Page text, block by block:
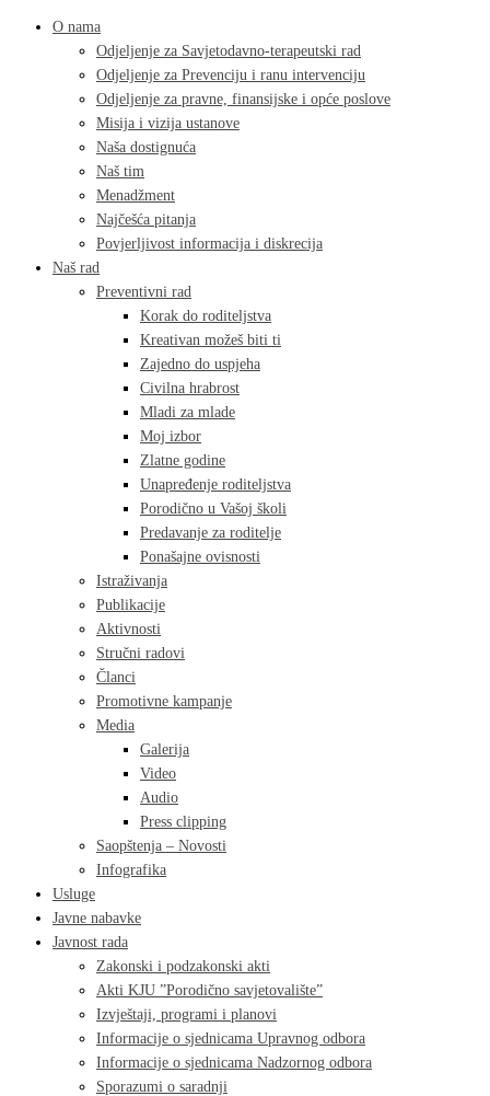
O nama
Odjeljenje za Savjetodavno-terapeutski rad
Odjeljenje za Prevenciju i ranu intervenciju
Odjeljenje za pravne, finansijske i opće poslove
Misija i vizija ustanove
Naša dostignuća
Naš tim
Menadžment
Najčešća pitanja
Povjerljivost informacija i diskrecija
Naš rad
Preventivni rad
Korak do roditeljstva
Kreativan možeš biti ti
Zajedno do uspjeha
Civilna hrabrost
Mladi za mlade
Moj izbor
Zlatne godine
Unapređenje roditeljstva
Porodično u Vašoj školi
Predavanje za roditelje
Ponašajne ovisnosti
Istraživanja
Publikacije
Aktivnosti
Stručni radovi
Članci
Promotivne kampanje
Media
Galerija
Video
Audio
Press clipping
Saopštenja – Novosti
Infografika
Usluge
Javne nabavke
Javnost rada
Zakonski i podzakonski akti
Akti KJU ”Porodično savjetovalište”
Izvještaji, programi i planovi
Informacije o sjednicama Upravnog odbora
Informacije o sjednicama Nadzornog odbora
Sporazumi o saradnji